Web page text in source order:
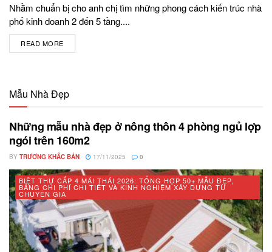
Nhằm chuẩn bị cho anh chị tìm những phong cách kiến trúc nhà
phố kinh doanh 2 đến 5 tầng....
READ MORE
Mẫu Nhà Đẹp
Những mẫu nhà đẹp ở nông thôn 4 phòng ngủ lợp
ngói trên 160m2
BY TRƯƠNG KHẮC BẢN 17/11/2025 0
BIỆT THỰ CẤP 4 MÁI THÁI 2026: TỔNG HỢP 50+ MẪU ĐẸP,
BẢNG CHI PHÍ CHI TIẾT VÀ KINH NGHIỆM XÂY DỰNG TỪ
CHUYÊN GIA